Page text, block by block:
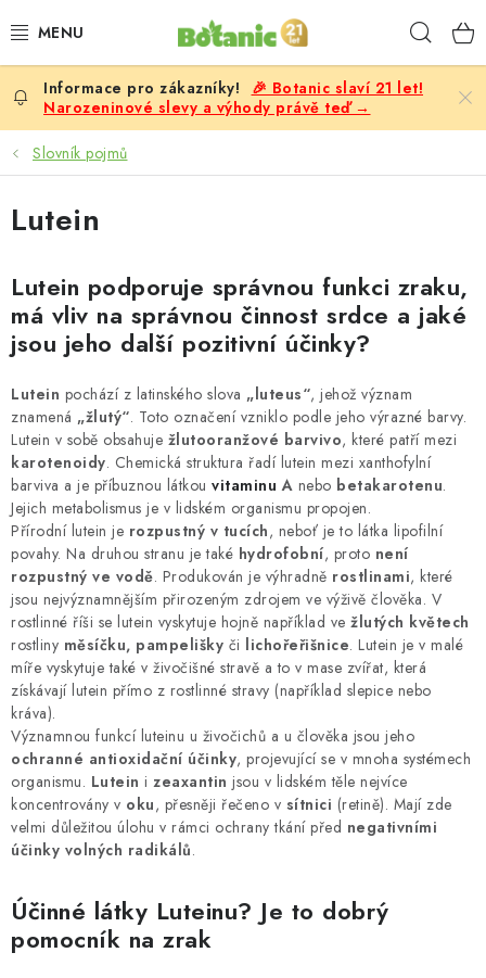
na
PREMIUM
DOPLŇKY STRAVY
SLEVY, AKCE
ŽENY
MUŽI
OSTATNÍ
DOVOLENÁ
Doprava a platba Recenze
Věrnostní program
Proč Botanic?
Kontakty
🎉 Botanic slaví 21 let!
Narozeninové slevy a výhody právě teď →
Slovník pojmů
Lutein
Lutein podporuje správnou funkci zraku,
má vliv na správnou činnost srdce a jaké
jsou jeho další pozitivní účinky?
Lutein pochází z latinského slova „luteus“, jehož význam
znamená „žlutý“. Toto označení vzniklo podle jeho výrazné barvy.
Lutein v sobě obsahuje žlutooranžové barvivo, které patří mezi
karotenoidy. Chemická struktura řadí lutein mezi xanthofylní
barviva a je příbuznou látkou vitaminu A nebo betakarotenu.
Jejich metabolismus je v lidském organismu propojen.
Přírodní lutein je rozpustný v tucích, neboť je to látka lipofilní
povahy. Na druhou stranu je také hydrofobní, proto není
rozpustný ve vodě. Produkován je výhradně rostlinami, které
jsou nejvýznamnějším přirozeným zdrojem ve výživě člověka. V
rostlinné říši se lutein vyskytuje hojně například ve žlutých květech
rostliny měsíčku, pampelišky či lichořeřišnice. Lutein je v malé
míře vyskytuje také v živočišné stravě a to v mase zvířat, která
získávají lutein přímo z rostlinné stravy (například slepice nebo
kráva).
Významnou funkcí luteinu u živočichů a u člověka jsou jeho
ochranné antioxidační účinky, projevující se v mnoha systémech
organismu. Lutein i zeaxantin jsou v lidském těle nejvíce
koncentrovány v oku, přesněji řečeno v sítnici (retině). Mají zde
velmi důležitou úlohu v rámci ochrany tkání před negativními
účinky volných radikálů.
Účinné látky Luteinu? Je to dobrý
pomocník na zrak